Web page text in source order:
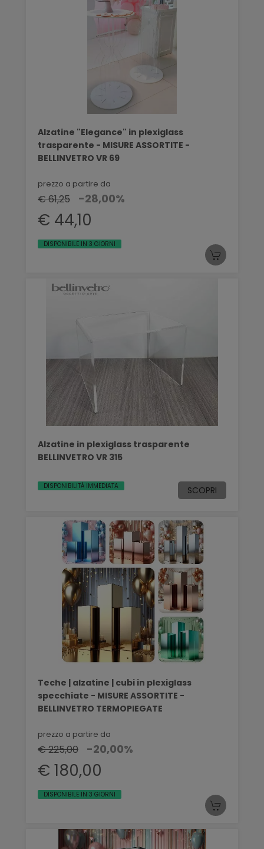
Alzatine "Elegance" in plexiglass
trasparente - MISURE ASSORTITE -
BELLINVETRO VR 69
prezzo a partire da
€ 61,25 -28,00%
€ 44,10
DISPONIBILE IN 3 GIORNI
Alzatine in plexiglass trasparente
BELLINVETRO VR 315
DISPONIBILITÀ IMMEDIATA SCOPRI
Teche | alzatine | cubi in plexiglass
specchiate - MISURE ASSORTITE -
BELLINVETRO TERMOPIEGATE
prezzo a partire da
€ 225,00 -20,00%
€ 180,00
DISPONIBILE IN 3 GIORNI